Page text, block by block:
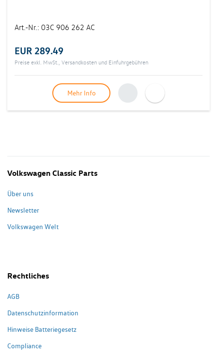
Art.-Nr.: 03C 906 262 AC
EUR 289.49
Preise exkl. MwSt., Versandkosten und Einfuhrgebühren
Mehr Info
Volkswagen Classic Parts
Über uns
Newsletter
Volkswagen Welt
Rechtliches
AGB
Datenschutzinformation
Hinweise Batteriegesetz
Compliance